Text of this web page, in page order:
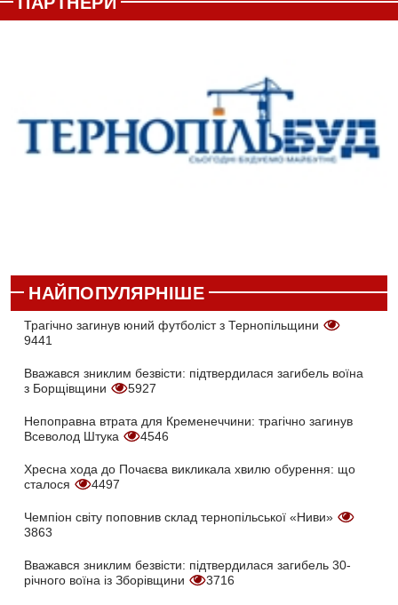
НАЙПОПУЛЯРНІШЕ
Трагічно загинув юний футболіст з Тернопільщини
9441
Вважався зниклим безвісти: підтвердилася загибель воїна
з Борщівщини
5927
Непоправна втрата для Кременеччини: трагічно загинув
Всеволод Штука
4546
Хресна хода до Почаєва викликала хвилю обурення: що
сталося
4497
Чемпіон світу поповнив склад тернопільської «Ниви»
3863
Вважався зниклим безвісти: підтвердилася загибель 30-
річного воїна із Зборівщини
3716